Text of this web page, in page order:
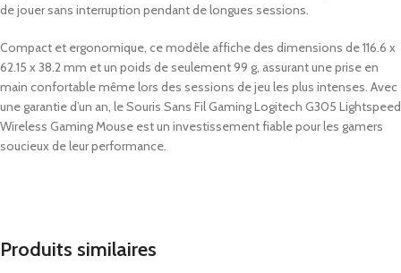
de jouer sans interruption pendant de longues sessions.
Compact et ergonomique, ce modèle affiche des dimensions de 116.6 x
62.15 x 38.2 mm et un poids de seulement 99 g, assurant une prise en
main confortable même lors des sessions de jeu les plus intenses. Avec
une garantie d’un an, le Souris Sans Fil Gaming Logitech G305 Lightspeed
Wireless Gaming Mouse est un investissement fiable pour les gamers
soucieux de leur performance.
Produits similaires